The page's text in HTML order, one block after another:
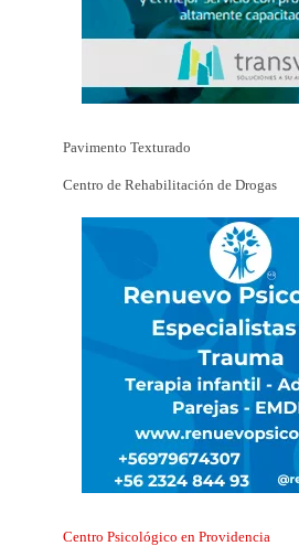
Pavimento Texturado
Centro de Rehabilitación de Drogas
Centro Psicológico en Providencia